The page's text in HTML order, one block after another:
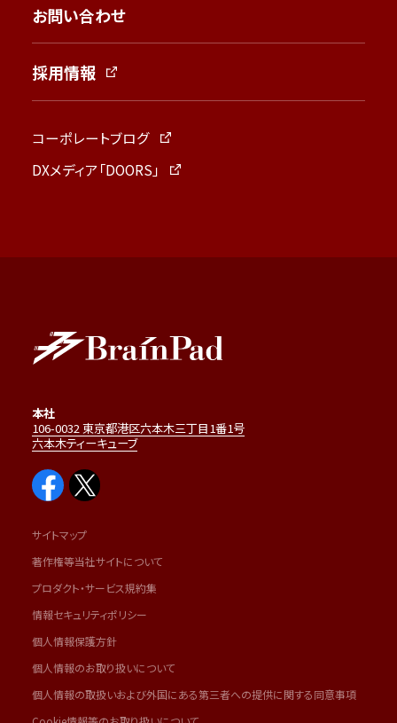
お問い合わせ
採用情報
コーポレートブログ
DXメディア「DOORS」
本社
106-0032 東京都港区六本木三丁目1番1号
六本木ティーキューブ
サイトマップ
著作権等当社サイトについて
プロダクト・サービス規約集
情報セキュリティポリシー
個人情報保護方針
個人情報のお取り扱いについて
個人情報の取扱いおよび外国にある第三者への提供に関する同意事項